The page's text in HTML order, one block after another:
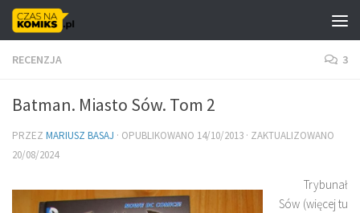
Skip to content
RECENZJA 3
Batman. Miasto Sów. Tom 2
PRZEZ MARIUSZ BASAJ · OPUBLIKOWANO 14/10/2013 · ZAKTUALIZOWANO
20/08/2024
Trybunał
Sów (więcej tu